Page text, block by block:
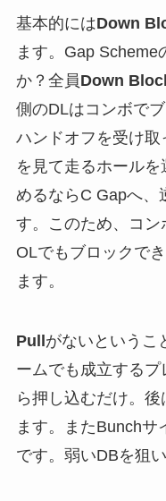
基本的にはDown
ます。Gap
か？全員Down
側のDLはコンボで
ハンドオフを受け
を見て走るホール
めるならC Gapへ、
す。このため、コ
OLでもブロックで
ます。
Pull がないというこ
ームでも成立する
ら押し込むだけ。
ます。またBunchサ
です。弱いDBを狙